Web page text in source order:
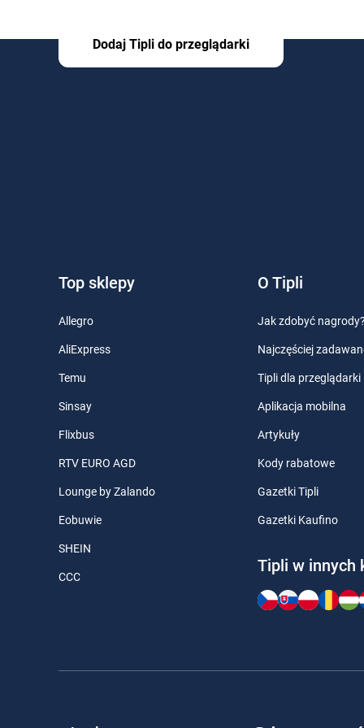
Dodaj Tipli do przeglądarki
Top sklepy
Allegro
AliExpress
Temu
Sinsay
Flixbus
RTV EURO AGD
Lounge by Zalando
Eobuwie
SHEIN
CCC
O Tipli
Jak zdobyć nagrody?
Najczęściej
Tipli dla przeglądarki
Aplikacja mobilna
Artykuły
Kody rabatowe
Gazetki Tipli
Gazetki Kaufino
Tipli w innych